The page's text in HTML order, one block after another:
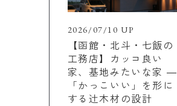
2026/07/10 UP
【函館・北斗・七飯の
工務店】カッコ良い
家、基地みたいな家 ―
「かっこいい」を形に
する辻木材の設計